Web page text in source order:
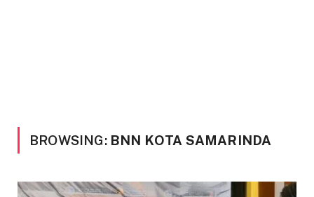
BROWSING: BNN KOTA SAMARINDA